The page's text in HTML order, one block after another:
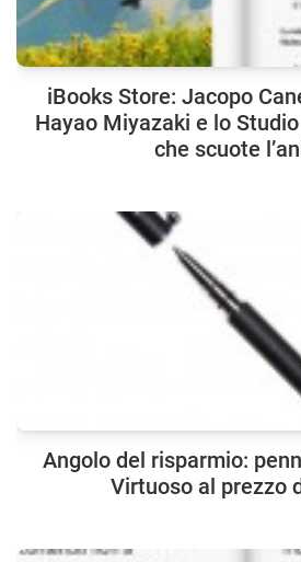
iBooks Store: Jacopo
Hayao Miyazaki e lo
che scuote
Angolo del risparmio:
Virtuoso al prezzo